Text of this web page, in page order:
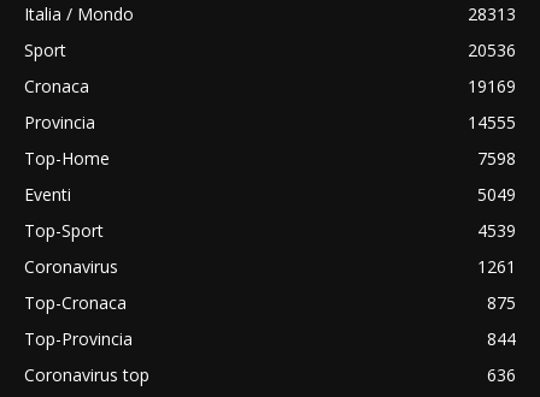
Italia / Mondo
28313
Sport
20536
Cronaca
19169
Provincia
14555
Top-Home
7598
Eventi
5049
Top-Sport
4539
Coronavirus
1261
Top-Cronaca
875
Top-Provincia
844
Coronavirus top
636